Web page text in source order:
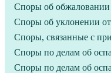
Споры об обжаловании
Споры об уклонении
Споры, связанные с
Споры по делам об
Споры по делам об